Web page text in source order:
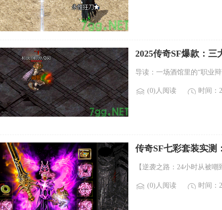
2025传奇SF爆款：
导读：一场酒馆里的“职业
(0)人阅读 时间：
传奇SF七彩套装实测
【逆袭之路：24小时从被
(0)人阅读 时间：